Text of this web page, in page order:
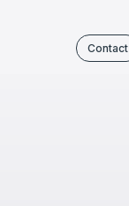
Contact